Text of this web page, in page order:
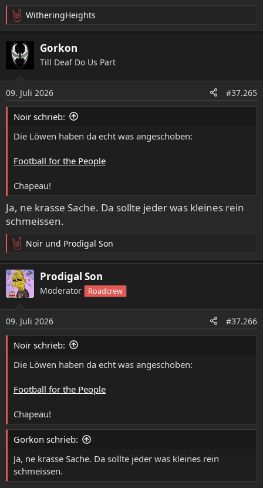
R
e
a
k
n
e
n
WitheringHeights
Gorkon
Till Deaf Do Us Part
09. Juli 2026 #37.265
Noir schrieb:
Die Löwen haben da echt was angeschoben:
Football for the People
Chapeau!
Ja, ne krasse Sache. Da sollte jeder was kleines rein
schmeissen.
R
e
a
k
t
n
e
n
Noir und Prodigal Son
Prodigal Son
Moderator Roadcrew
09. Juli 2026 #37.266
Noir schrieb:
Die Löwen haben da echt was angeschoben:
Football for the People
Chapeau!
Gorkon schrieb:
Ja, ne krasse Sache. Da sollte jeder was kleines rein
schmeissen.